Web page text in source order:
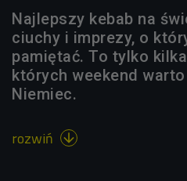
Najlepszy kebab na
ciuchy i imprezy, o
pamiętać. To tylko
których weekend
Niemiec.
rozwiń 